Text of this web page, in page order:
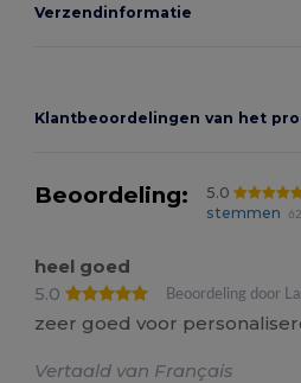
Verzendinformatie
Klantbeoordelingen van het
Beoordeling: 5.0
stemmen
heel goed
5.0
Beoordeling door
zeer goed voor
Vertaald van Français